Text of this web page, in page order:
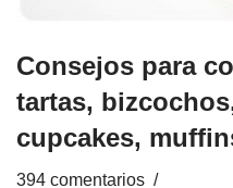
Consejos para
tartas,
cupcakes,
394 comentarios